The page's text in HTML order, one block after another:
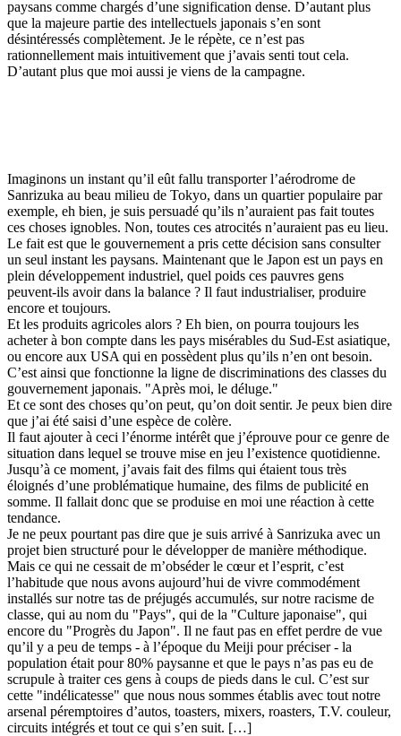
paysans comme chargés d’une signification dense. D’autant plus
que la majeure partie des intellectuels japonais s’en sont
désintéressés complètement. Je le répète, ce n’est pas
rationnellement mais intuitivement que j’avais senti tout cela.
D’autant plus que moi aussi je viens de la campagne.
Imaginons un instant qu’il eût fallu transporter l’aérodrome de
Sanrizuka au beau milieu de Tokyo, dans un quartier populaire par
exemple, eh bien, je suis persuadé qu’ils n’auraient pas fait toutes
ces choses ignobles. Non, toutes ces atrocités n’auraient pas eu lieu.
Le fait est que le gouvernement a pris cette décision sans consulter
un seul instant les paysans. Maintenant que le Japon est un pays en
plein développement industriel, quel poids ces pauvres gens
peuvent-ils avoir dans la balance ? Il faut industrialiser, produire
encore et toujours.
Et les produits agricoles alors ? Eh bien, on pourra toujours les
acheter à bon compte dans les pays misérables du Sud-Est asiatique,
ou encore aux USA qui en possèdent plus qu’ils n’en ont besoin.
C’est ainsi que fonctionne la ligne de discriminations des classes du
gouvernement japonais. "Après moi, le déluge."
Et ce sont des choses qu’on peut, qu’on doit sentir. Je peux bien dire
que j’ai été saisi d’une espèce de colère.
Il faut ajouter à ceci l’énorme intérêt que j’éprouve pour ce genre de
situation dans lequel se trouve mise en jeu l’existence quotidienne.
Jusqu’à ce moment, j’avais fait des films qui étaient tous très
éloignés d’une problématique humaine, des films de publicité en
somme. Il fallait donc que se produise en moi une réaction à cette
tendance.
Je ne peux pourtant pas dire que je suis arrivé à Sanrizuka avec un
projet bien structuré pour le développer de manière méthodique.
Mais ce qui ne cessait de m’obséder le cœur et l’esprit, c’est
l’habitude que nous avons aujourd’hui de vivre commodément
installés sur notre tas de préjugés accumulés, sur notre racisme de
classe, qui au nom du "Pays", qui de la "Culture japonaise", qui
encore du "Progrès du Japon". Il ne faut pas en effet perdre de vue
qu’il y a peu de temps - à l’époque du Meiji pour préciser - la
population était pour 80% paysanne et que le pays n’as pas eu de
scrupule à traiter ces gens à coups de pieds dans le cul. C’est sur
cette "indélicatesse" que nous nous sommes établis avec tout notre
arsenal péremptoires d’autos, toasters, mixers, roasters, T.V. couleur,
circuits intégrés et tout ce qui s’en suit. […]